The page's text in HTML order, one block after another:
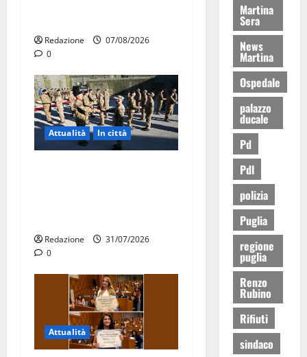
Redazione
07/08/2026
0
Attualità In città
Redazione
31/07/2026
0
Attualità
Martina
Sera
News
Martina
Ospedale
palazzo
ducale
Pd
Pdl
polizia
Puglia
regione
puglia
Renzo
Rubino
Rifiuti
sindaco